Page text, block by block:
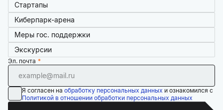
Стартапы
Киберпарк-арена
Меры гос. поддержки
Экскурсии
Эл. почта
Я согласен на обработку персональных данных и ознакомился с
Политикой в отношении обработки персональных данных